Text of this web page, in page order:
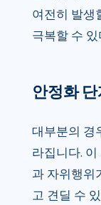
여전히 발생
극복할 수
안정화
대부분의 경
라집니다.
과 자위행위
고 견딜 수